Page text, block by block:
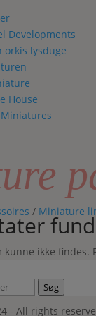
Developments
orkis lysduge
House
/ Miniature
kunne ikke
Søg
- All rights